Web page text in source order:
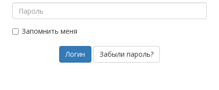
Запомнить меня
Забыли пароль?